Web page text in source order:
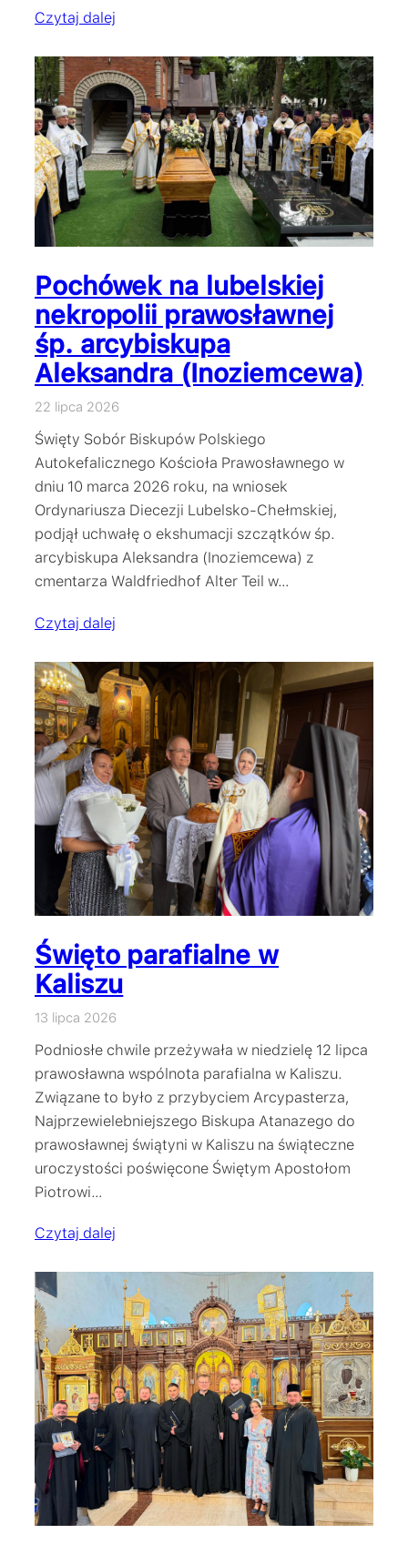
Czytaj dalej
Pochówek na lubelskiej
nekropolii prawosławnej
śp. arcybiskupa
Aleksandra (Inoziemcewa)
22 lipca 2026
Święty Sobór Biskupów Polskiego
Autokefalicznego Kościoła Prawosławnego w
dniu 10 marca 2026 roku, na wniosek
Ordynariusza Diecezji Lubelsko-Chełmskiej,
podjął uchwałę o ekshumacji szczątków śp.
arcybiskupa Aleksandra (Inoziemcewa) z
cmentarza Waldfriedhof Alter Teil w…
Czytaj dalej
Święto parafialne w
Kaliszu
13 lipca 2026
Podniosłe chwile przeżywała w niedzielę 12 lipca
prawosławna wspólnota parafialna w Kaliszu.
Związane to było z przybyciem Arcypasterza,
Najprzewielebniejszego Biskupa Atanazego do
prawosławnej świątyni w Kaliszu na świąteczne
uroczystości poświęcone Świętym Apostołom
Piotrowi…
Czytaj dalej